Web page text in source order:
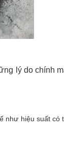
lý do chính
như hiệu suất có